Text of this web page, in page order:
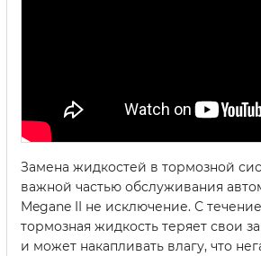
Замена жидкостей в тормозной
важной частью обслуживания
Megane II не исключение. С
тормозная жидкость теряет свои
и может накапливать влагу, что